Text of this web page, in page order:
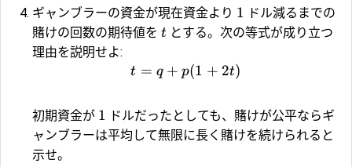
ギャンブラーの資金が現在資金より 1 ドル減るまでの
賭けの回数の期待値を t とする。次の等式が成り立つ
理由を説明せよ:
t = q + p(1 + 2t)
初期資金が 1 ドルだったとしても、賭けが公平ならギ
ャンブラーは平均して無限に長く賭けを続けられると
示せ。